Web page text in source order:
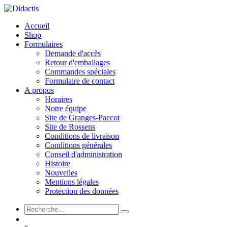
Accueil
Shop
Formulaires
Demande d'accès
Retour d'emballages
Commandes spéciales
Formulaire de contact
A propos
Horaires
Notre équipe
Site de Granges-Paccot
Site de Rossens
Conditions de livraison
Conditions générales
Conseil d'administration
Histoire
Nouvelles
Mentions légales
Protection des données